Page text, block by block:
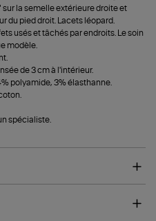
sur la semelle extérieure droite et
du pied droit. Lacets léopard.
usés et tâchés par endroits. Le soin
modèle.
de 3 cm à l'intérieur.
polyamide, 3% élasthanne.
spécialiste.